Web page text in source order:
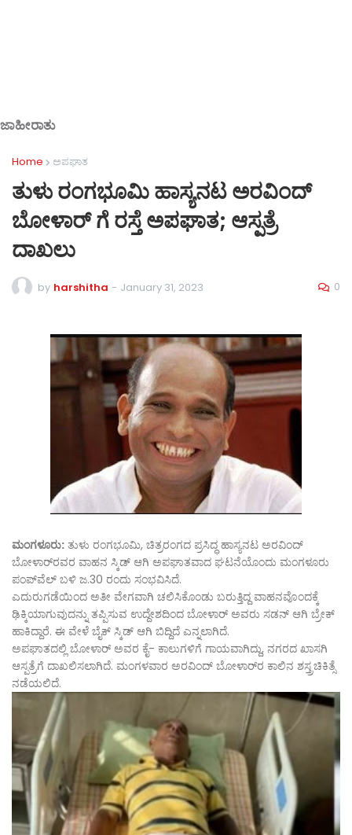
ಜಾಹೀರಾತು
Home ಅಪಘಾತ
ತುಳು ರಂಗಭೂಮಿ ಹಾಸ್ಯನಟ ಅರವಿಂದ್
ಬೋಳಾರ್ ಗೆ ರಸ್ತೆ ಅಪಘಾತ; ಆಸ್ಪತ್ರೆ
ದಾಖಲು
by harshitha - January 31, 2023 0
ಮಂಗಳೂರು: ತುಳು ರಂಗಭೂಮಿ, ಚಿತ್ರರಂಗದ ಪ್ರಸಿದ್ಧ ಹಾಸ್ಯನಟ ಅರವಿಂದ್
ಬೋಳಾರ್‌ರವರ ವಾಹನ ಸ್ಕಿಡ್ ಆಗಿ ಅಪಘಾತವಾದ ಘಟನೆಯೊಂದು ಮಂಗಳೂರು
ಪಂಪ್‌ವೆಲ್ ಬಳಿ ಜ.30 ರಂದು ಸಂಭವಿಸಿದೆ.
ಎದುರುಗಡೆಯಿಂದ ಅತೀ ವೇಗವಾಗಿ ಚಲಿಸಿಕೊಂಡು ಬರುತ್ತಿದ್ದ ವಾಹನವೊಂದಕ್ಕೆ
ಢಿಕ್ಕಿಯಾಗುವುದನ್ನು ತಪ್ಪಿಸುವ ಉದ್ದೇಶದಿಂದ ಬೋಳಾರ್ ಅವರು ಸಡನ್‌ ಆಗಿ ಬ್ರೇಕ್‌
ಹಾಕಿದ್ದಾರೆ. ಈ ವೇಳೆ ಬೈಕ್‌ ಸ್ಕಿಡ್‌ ಆಗಿ ಬಿದ್ದಿದೆ ಎನ್ನಲಾಗಿದೆ.
ಅಪಘಾತದಲ್ಲಿ ಬೋಳಾರ್‌ ಅವರ ಕೈ- ಕಾಲುಗಳಿಗೆ ಗಾಯವಾಗಿದ್ದು, ನಗರದ ಖಾಸಗಿ
ಆಸ್ಪತ್ರೆಗೆ ದಾಖಲಿಸಲಾಗಿದೆ. ಮಂಗಳವಾರ ಅರವಿಂದ್ ಬೋಳಾರ್‌ರ ಕಾಲಿನ ಶಸ್ತ್ರಚಿಕಿತ್ಸೆ
ನಡೆಯಲಿದೆ.